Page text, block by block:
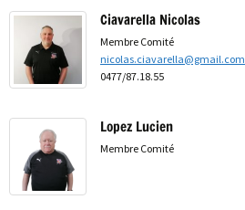
Ciavarella Nicolas
Membre Comité
nicolas.ciavarella@gmail.com
0477/87.18.55
Lopez Lucien
Membre Comité